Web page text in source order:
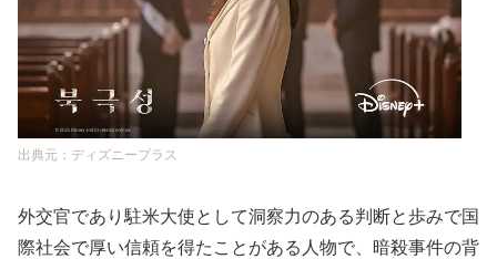
出典元：ディズニープラス
外交官であり駐米大使として洞察力のある判断と歩みで国
際社会で厚い信頼を得たことがある人物で、暗殺事件の背